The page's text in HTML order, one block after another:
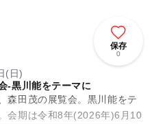
保存
0
(日)
-黒川能をテーマに
森田茂の展覧会。黒川能をテ
会期は令和8年(2026年)6月10